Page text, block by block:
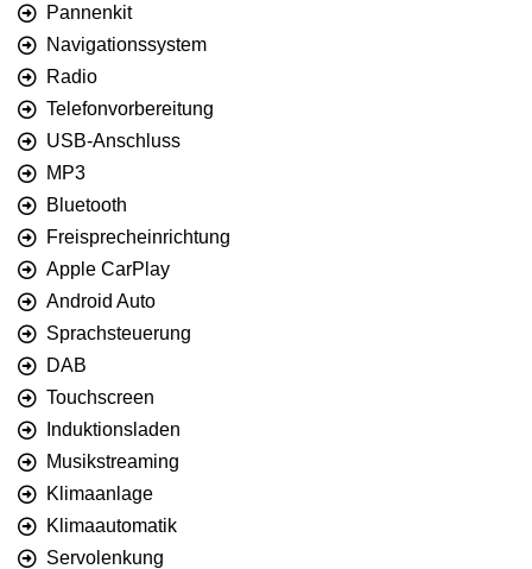
Pannenkit
Navigationssystem
Radio
Telefonvorbereitung
USB-Anschluss
MP3
Bluetooth
Freisprecheinrichtung
Apple CarPlay
Android Auto
Sprachsteuerung
DAB
Touchscreen
Induktionsladen
Musikstreaming
Klimaanlage
Klimaautomatik
Servolenkung